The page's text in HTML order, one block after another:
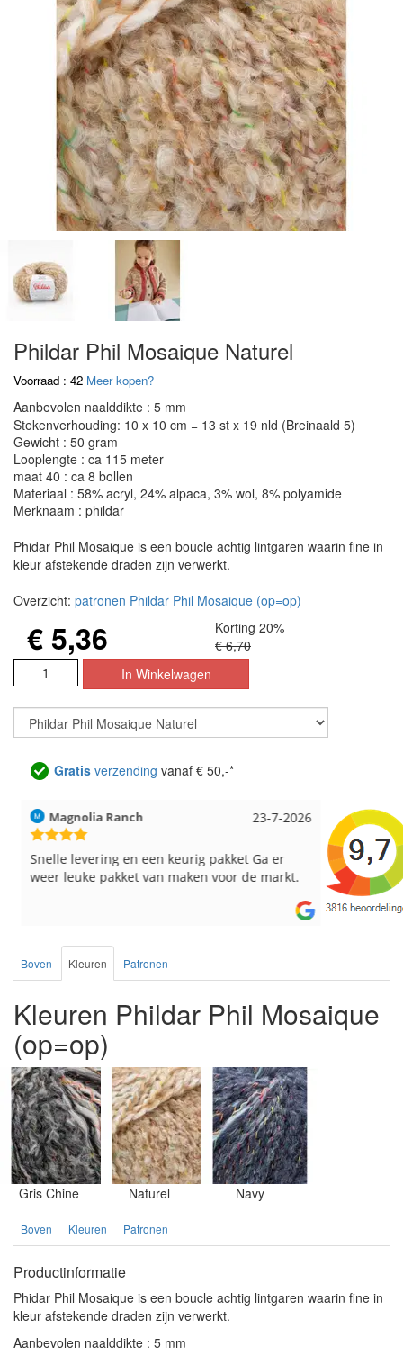
Phildar Phil Mosaique Naturel
Voorraad : 42 Meer kopen?
Aanbevolen naalddikte : 5 mm
Stekenverhouding: 10 x 10 cm = 13 st x 19 nld (Breinaald 5)
Gewicht : 50 gram
Looplengte : ca 115 meter
maat 40 : ca 8 bollen
Materiaal : 58% acryl, 24% alpaca, 3% wol, 8% polyamide
Merknaam : phildar
Phidar Phil Mosaique is een boucle achtig lintgaren waarin fine in
kleur afstekende draden zijn verwerkt.
Overzicht: patronen Phildar Phil Mosaique (op=op)
€ 5,36
Korting 20%
€ 6,70
Gratis verzending vanaf € 50,-*
23-7-2026
Magnolia Ranch
Snelle levering en een keurig pakket Ga er
weer leuke pakket van maken voor de markt.
Hilde uit
Reeds
de service.
Boven Kleuren Patronen
Kleuren Phildar Phil Mosaique
(op=op)
Gris Chine Naturel Navy
Boven Kleuren Patronen
Productinformatie
Phidar Phil Mosaique is een boucle achtig lintgaren waarin fine in
kleur afstekende draden zijn verwerkt.
Aanbevolen naalddikte : 5 mm